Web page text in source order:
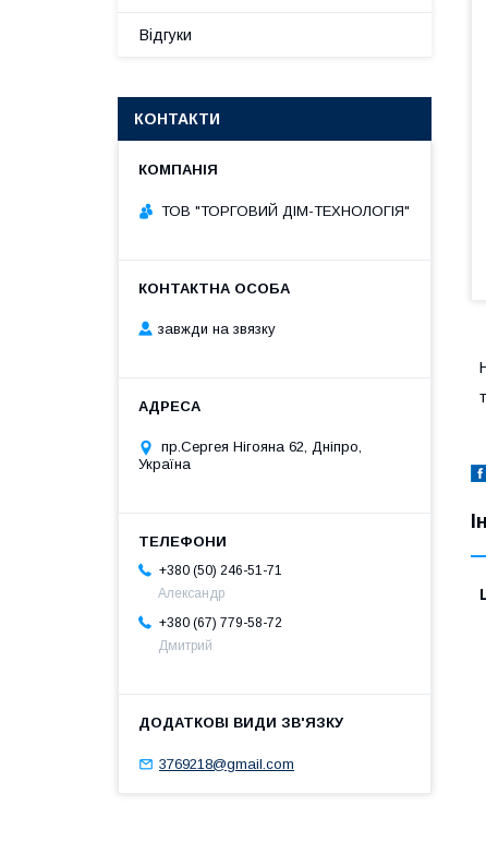
Відгуки
КОНТАКТИ
ТОВ "ТОРГОВИЙ ДІМ-ТЕХНОЛОГІЯ"
завжди на звязку
пр.Сергея Нігояна 62, Дніпро,
Україна
+380 (50) 246-51-71
Александр
+380 (67) 779-58-72
Дмитрий
3769218@gmail.com